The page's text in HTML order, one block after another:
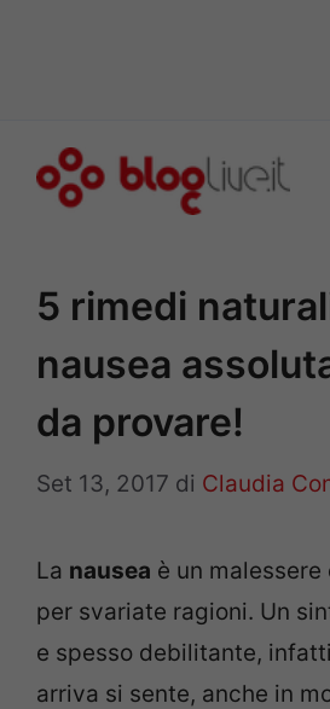
5 rimedi
nausea
da provare!
Set 13, 2017 di Claudia
La nausea è un
per svariate ragioni. Un
e spesso debilitante,
arriva si sente, anche in